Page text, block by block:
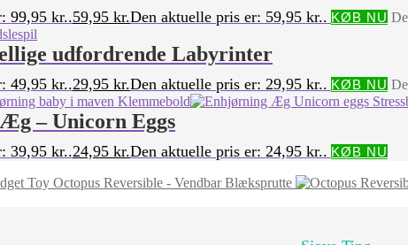
99,95 kr..59,95 kr.Den aktuelle pris er: 59,95 kr.. KØB NU
udfordrende Labyrinter
49,95 kr..29,95 kr.Den aktuelle pris er: 29,95 kr.. KØB NU
– Unicorn Eggs
39,95 kr..24,95 kr.Den aktuelle pris er: 24,95 kr.. KØB NU
Octopus Reversible - Vendbar Blæksprutte